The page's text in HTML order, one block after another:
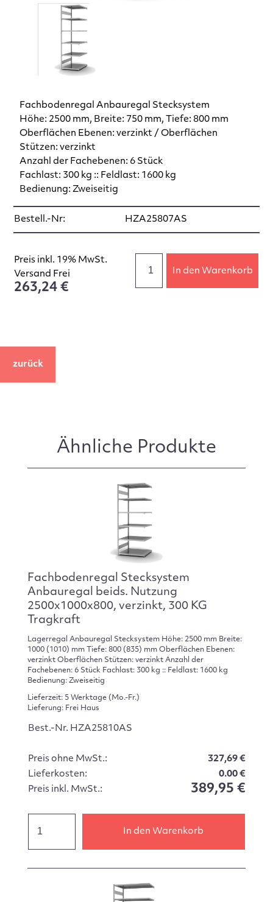
Fachbodenregal Anbauregal Stecksystem
Höhe: 2500 mm, Breite: 750 mm, Tiefe: 800 mm
Oberflächen Ebenen: verzinkt / Oberflächen
Stützen: verzinkt
Anzahl der Fachebenen: 6 Stück
Fachlast: 300 kg :: Feldlast: 1600 kg
Bedienung: Zweiseitig
Bestell.-Nr: HZA25807AS
Preis inkl. 19% MwSt.
Versand Frei
263,24 €
In den Warenkorb
zurück
Ähnliche Produkte
Fachbodenregal Stecksystem
Anbauregal beids. Nutzung
2500x1000x800, verzinkt, 300 KG
Tragkraft
Lagerregal Anbauregal Stecksystem Höhe: 2500 mm Breite:
1000 (1010) mm Tiefe: 800 (835) mm Oberflächen Ebenen:
verzinkt Oberflächen Stützen: verzinkt Anzahl der
Fachebenen: 6 Stück Fachlast: 300 kg :: Feldlast: 1600 kg
Bedienung: Zweiseitig
Lieferzeit: 5 Werktage (Mo.-Fr.)
Lieferung: Frei Haus
Best.-Nr. HZA25810AS
Preis ohne MwSt.:
327,69 €
Lieferkosten:
0.00 €
Preis inkl. MwSt.:
389,95 €
In den Warenkorb